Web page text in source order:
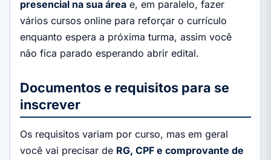
presencial na sua área e, em paralelo, fazer
vários cursos online para reforçar o currículo
enquanto espera a próxima turma, assim você
não fica parado esperando abrir edital.
Documentos e requisitos para se
inscrever
Os requisitos variam por curso, mas em geral
você vai precisar de RG, CPF e comprovante de